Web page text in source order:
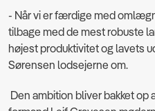
- Når vi er færdige med
tilbage med de mest robuste
højest produktivitet og lavets
Sørensen lodsejerne om.
Den ambition bliver bakket op